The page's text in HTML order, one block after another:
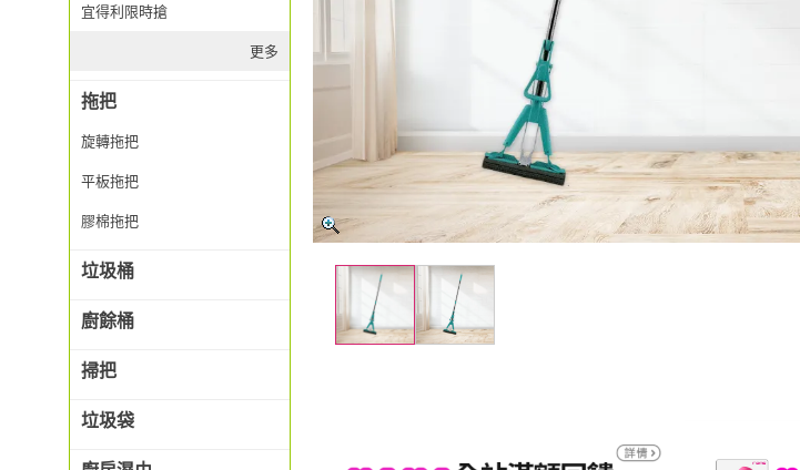
宜得利限時搶
更多
拖把
旋轉拖把
平板拖把
膠棉拖把
垃圾桶
廚餘桶
掃把
垃圾袋